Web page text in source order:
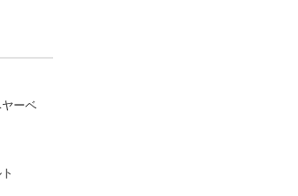
ーベ